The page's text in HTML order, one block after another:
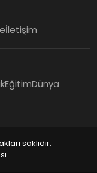
İletişim
EğitimDünya
saklıdır.